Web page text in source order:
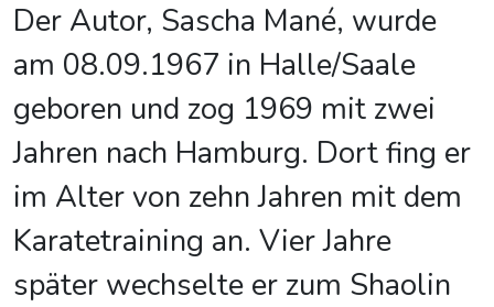
Der Autor, Sascha Mané, wurde
am 08.09.1967 in Halle/Saale
geboren und zog 1969 mit zwei
Jahren nach Hamburg. Dort fing er
im Alter von zehn Jahren mit dem
Karatetraining an. Vier Jahre
später wechselte er zum Shaolin